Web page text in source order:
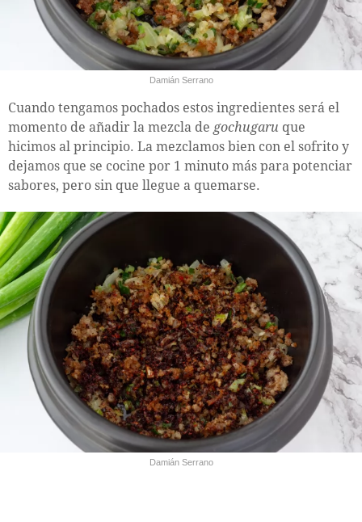
Damián Serrano
Cuando tengamos pochados estos ingredientes será el
momento de añadir la mezcla de gochugaru que
hicimos al principio. La mezclamos bien con el sofrito y
dejamos que se cocine por 1 minuto más para potenciar
sabores, pero sin que llegue a quemarse.
Damián Serrano